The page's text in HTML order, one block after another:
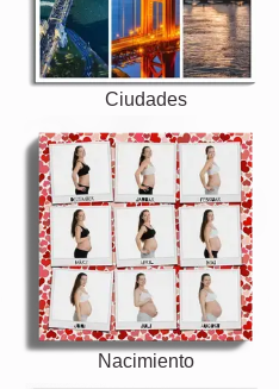
Ciudades
Nacimiento